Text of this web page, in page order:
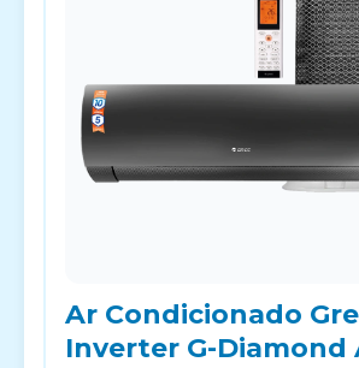
Ar Condicionado
Inverter G-Diamond